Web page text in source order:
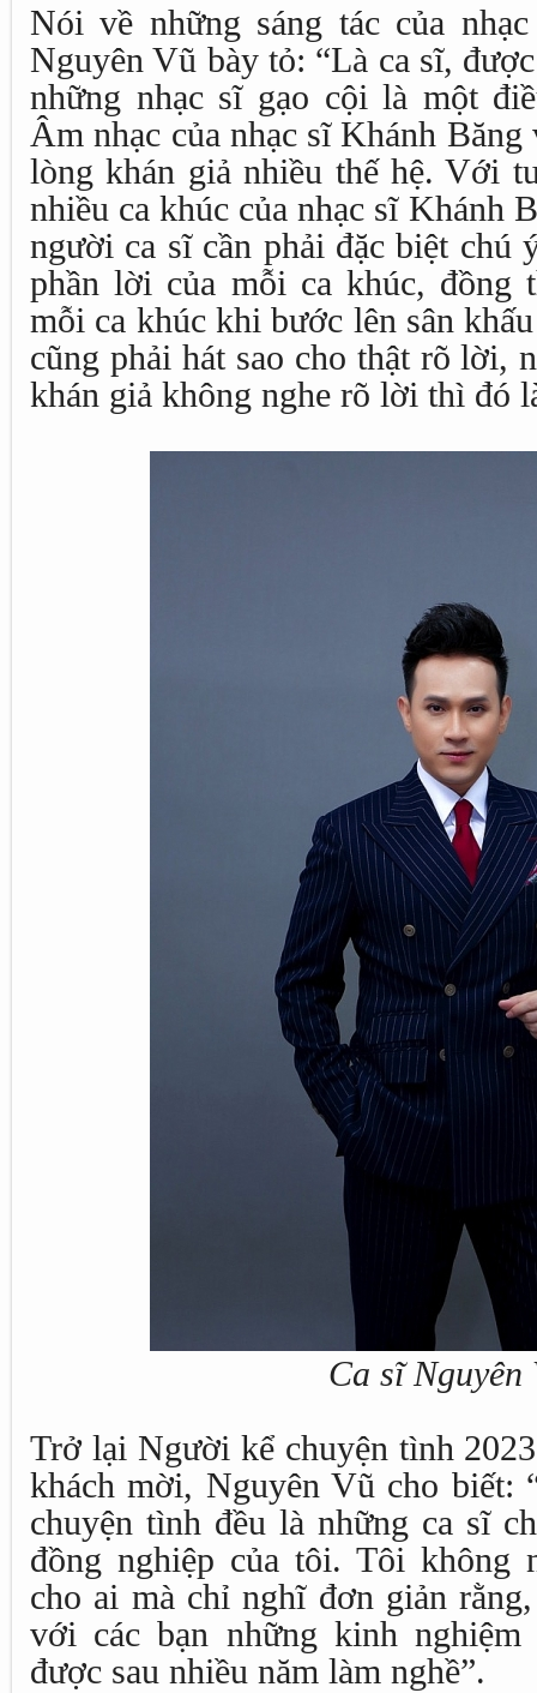
Nói về những sáng tác của
Nguyên Vũ bày tỏ: “Là ca sĩ,
những nhạc sĩ gạo cội là một
Âm nhạc của nhạc sĩ Khánh Băng
lòng khán giả nhiều thế hệ. Với
nhiều ca khúc của nhạc sĩ Khánh
người ca sĩ cần phải đặc biệt chú
phần lời của mỗi ca khúc, đồng
mỗi ca khúc khi bước lên sân
cũng phải hát sao cho thật rõ lời,
khán giả không nghe rõ lời thì đó
Ca sĩ Nguyên
Trở lại Người kể chuyện tình
khách mời, Nguyên Vũ cho biết:
chuyện tình đều là những ca sĩ
đồng nghiệp của tôi. Tôi không
cho ai mà chỉ nghĩ đơn giản
với các bạn những kinh
được sau nhiều năm làm nghề”.